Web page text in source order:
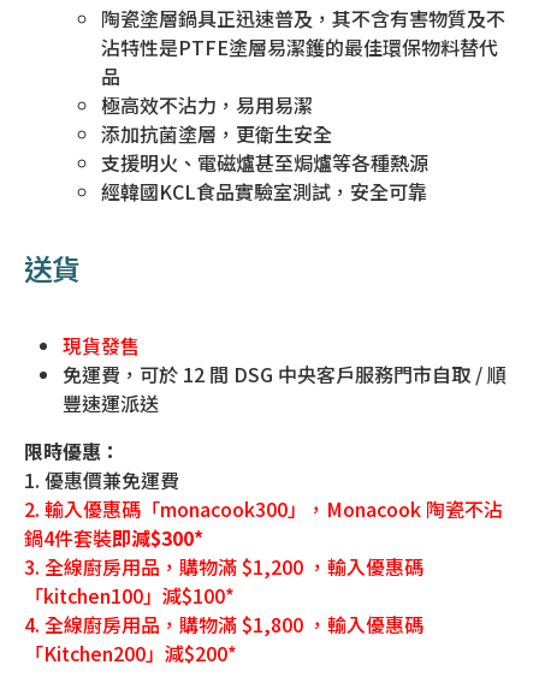
陶瓷塗層鍋具正迅速普及，其不含有害物質及不
沾特性是PTFE塗層易潔鑊的最佳環保物料替代
品
極高效不沾力，易用易潔
添加抗菌塗層，更衛生安全
支援明火、電磁爐甚至焗爐等各種熱源
經韓國KCL食品實驗室測試，安全可靠
送貨
現貨發售
免運費，可於 12 間 DSG 中央客戶服務門市自取 / 順
豐速運派送
限時優惠：
1. 優惠價兼免運費
2. 輸入優惠碼「monacook300」，Monacook 陶瓷不沾
鍋4件套裝即減$300*
3. 全線廚房用品，購物滿 $1,200 ，輸入優惠碼
「kitchen100」減$100*
4. 全線廚房用品，購物滿 $1,800 ，輸入優惠碼
「Kitchen200」減$200*